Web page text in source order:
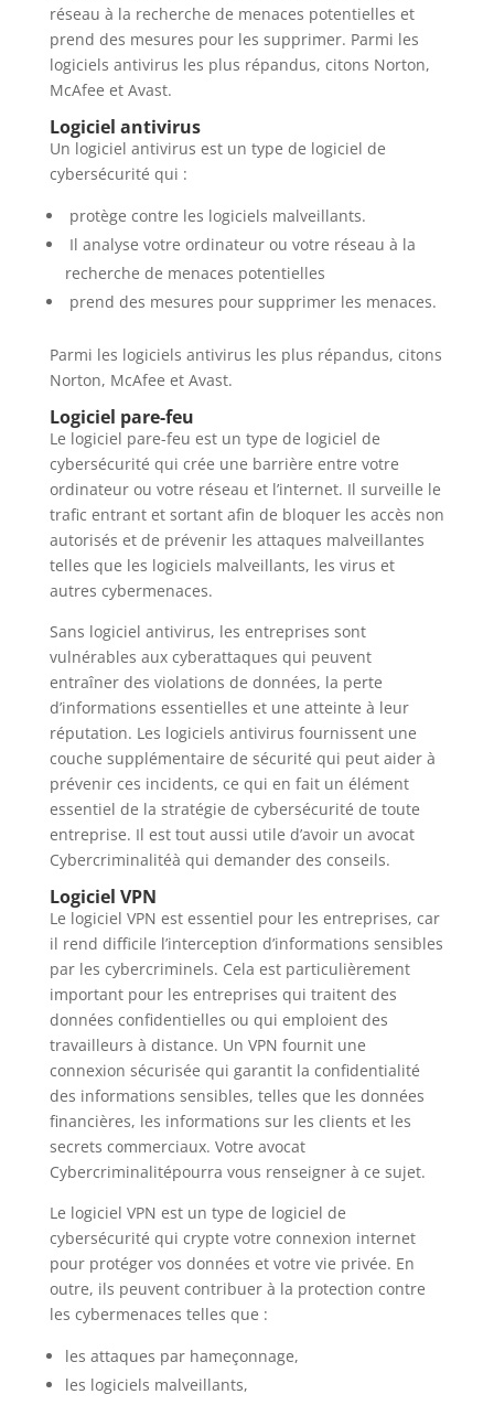
réseau à la recherche de menaces potentielles et
prend des mesures pour les supprimer. Parmi les
logiciels antivirus les plus répandus, citons Norton,
McAfee et Avast.
Logiciel antivirus
Un logiciel antivirus est un type de logiciel de
cybersécurité qui :
protège contre les logiciels malveillants.
Il analyse votre ordinateur ou votre réseau à la
recherche de menaces potentielles
prend des mesures pour supprimer les menaces.
Parmi les logiciels antivirus les plus répandus, citons
Norton, McAfee et Avast.
Logiciel pare-feu
Le logiciel pare-feu est un type de logiciel de
cybersécurité qui crée une barrière entre votre
ordinateur ou votre réseau et l’internet. Il surveille le
trafic entrant et sortant afin de bloquer les accès non
autorisés et de prévenir les attaques malveillantes
telles que les logiciels malveillants, les virus et
autres cybermenaces.
Sans logiciel antivirus, les entreprises sont
vulnérables aux cyberattaques qui peuvent
entraîner des violations de données, la perte
d’informations essentielles et une atteinte à leur
réputation. Les logiciels antivirus fournissent une
couche supplémentaire de sécurité qui peut aider à
prévenir ces incidents, ce qui en fait un élément
essentiel de la stratégie de cybersécurité de toute
entreprise. Il est tout aussi utile d’avoir un avocat
Cybercriminalitéà qui demander des conseils.
Logiciel VPN
Le logiciel VPN est essentiel pour les entreprises, car
il rend difficile l’interception d’informations sensibles
par les cybercriminels. Cela est particulièrement
important pour les entreprises qui traitent des
données confidentielles ou qui emploient des
travailleurs à distance. Un VPN fournit une
connexion sécurisée qui garantit la confidentialité
des informations sensibles, telles que les données
financières, les informations sur les clients et les
secrets commerciaux. Votre avocat
Cybercriminalitépourra vous renseigner à ce sujet.
Le logiciel VPN est un type de logiciel de
cybersécurité qui crypte votre connexion internet
pour protéger vos données et votre vie privée. En
outre, ils peuvent contribuer à la protection contre
les cybermenaces telles que :
les attaques par hameçonnage,
les logiciels malveillants,